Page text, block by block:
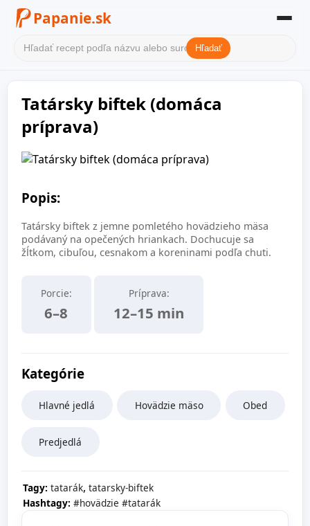
Papanie.sk
Filter receptov
Kategórie
O nás
Kontakt
Hľadať
Tatársky biftek (domáca
príprava)
Popis:
Tatársky biftek z jemne pomletého hovädzieho mäsa
podávaný na opečených hriankach. Dochucuje sa
žĺtkom, cibuľou, cesnakom a koreninami podľa chuti.
Porcie:
6–8
Príprava:
12–15 min
Kategórie
Hlavné jedlá Hovädzie mäso Obed
Predjedlá
Tagy: tatarák, tatarsky-biftek
Hashtagy: #hovädzie #tatarák